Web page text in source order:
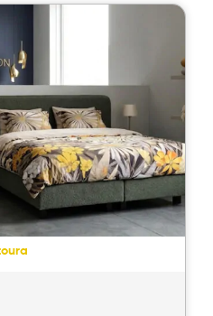
onze showroom